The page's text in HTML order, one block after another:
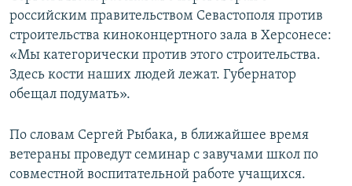
российским правительством Севастополя против
строительства киноконцертного зала в Херсонесе:
«Мы категорически против этого строительства.
Здесь кости наших людей лежат. Губернатор
обещал подумать».
По словам Сергей Рыбака, в ближайшее время
ветераны проведут семинар с завучами школ по
совместной воспитательной работе учащихся.